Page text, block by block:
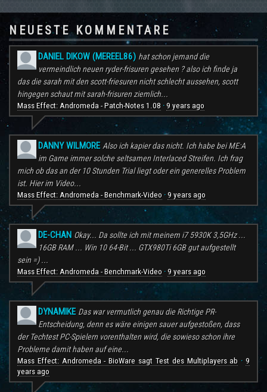
NEUESTE KOMMENTARE
DANIEL DIKOW (MEREEL86) hat schon jemand die
vermeindlich neuen ryder-frisuren gesehen ? also ich finde ja
das die sarah mit den scott-friesuren nicht schlecht aussehen, scott
hingegen schaut mit sarah-frisuren ziemlich...
Mass Effect: Andromeda - Patch-Notes 1.08 · 9 years ago
DANNY WILMORE Also ich kapier das nicht. Ich habe bei ME:A
im Game immer solche seltsamen Interlaced Streifen. Ich frag
mich ob das an der 10 Stunden Trial liegt oder ein generelles Problem
ist. Hier im Video...
Mass Effect: Andromeda - Benchmark-Video · 9 years ago
DE-CHAN Okay... Da sollte ich mit meinem i7 5930K 3,5GHz ...
16GB RAM ... Win 10 64-Bit ... GTX980Ti 6GB gut aufgestellt
sein =) ...
Mass Effect: Andromeda - Benchmark-Video · 9 years ago
DYNAMIKE Das war vermutlich genau die Richtige PR-
Entscheidung, denn es wäre einigen sauer aufgestoßen, dass
der Techtest PC-Spielern vorenthalten wird, die sowieso schon ihre
Probleme damit haben auf eine...
Mass Effect: Andromeda - BioWare sagt Test des Multiplayers ab ·9
years ago